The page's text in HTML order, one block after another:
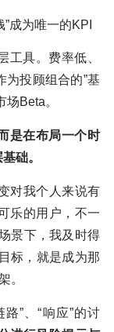
”成为唯一的KPI
工具。费率低、
为投顾组合的”基
Beta。
是在布局一个时
础。
对我个人来说有
乐的用户，不一
景下，我及时得
标，就是成为那
。
路”、“响应”的讨